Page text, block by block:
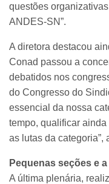
questões
ANDES-SN”.
A diretora destacou
Conad passou a
debatidos nos
do Congresso do
essencial da nossa
tempo, qualificar
as lutas da categoria”,
Pequenas seções e
A última plenária,